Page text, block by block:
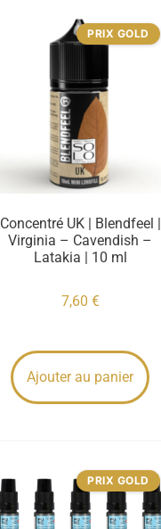
PRIX GOLD
Concentré UK | Blendfeel |
Virginia – Cavendish –
Latakia | 10 ml
7,60 €
Ajouter au panier
PRIX GOLD